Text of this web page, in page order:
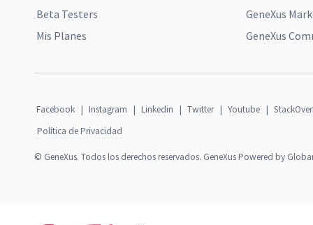
Beta Testers
Mis Planes
GeneXus
GeneXus
Facebook | Instagram | Linkedin | Twitter | Youtube |
Política de Privacidad
© GeneXus. Todos los derechos reservados. GeneXus Powered by